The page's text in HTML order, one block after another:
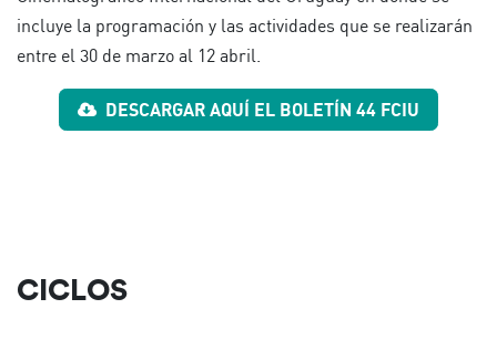
incluye la programación y las actividades que se realizarán
entre el 30 de marzo al 12 abril.
DESCARGAR AQUÍ EL BOLETÍN 44 FCIU
CICLOS